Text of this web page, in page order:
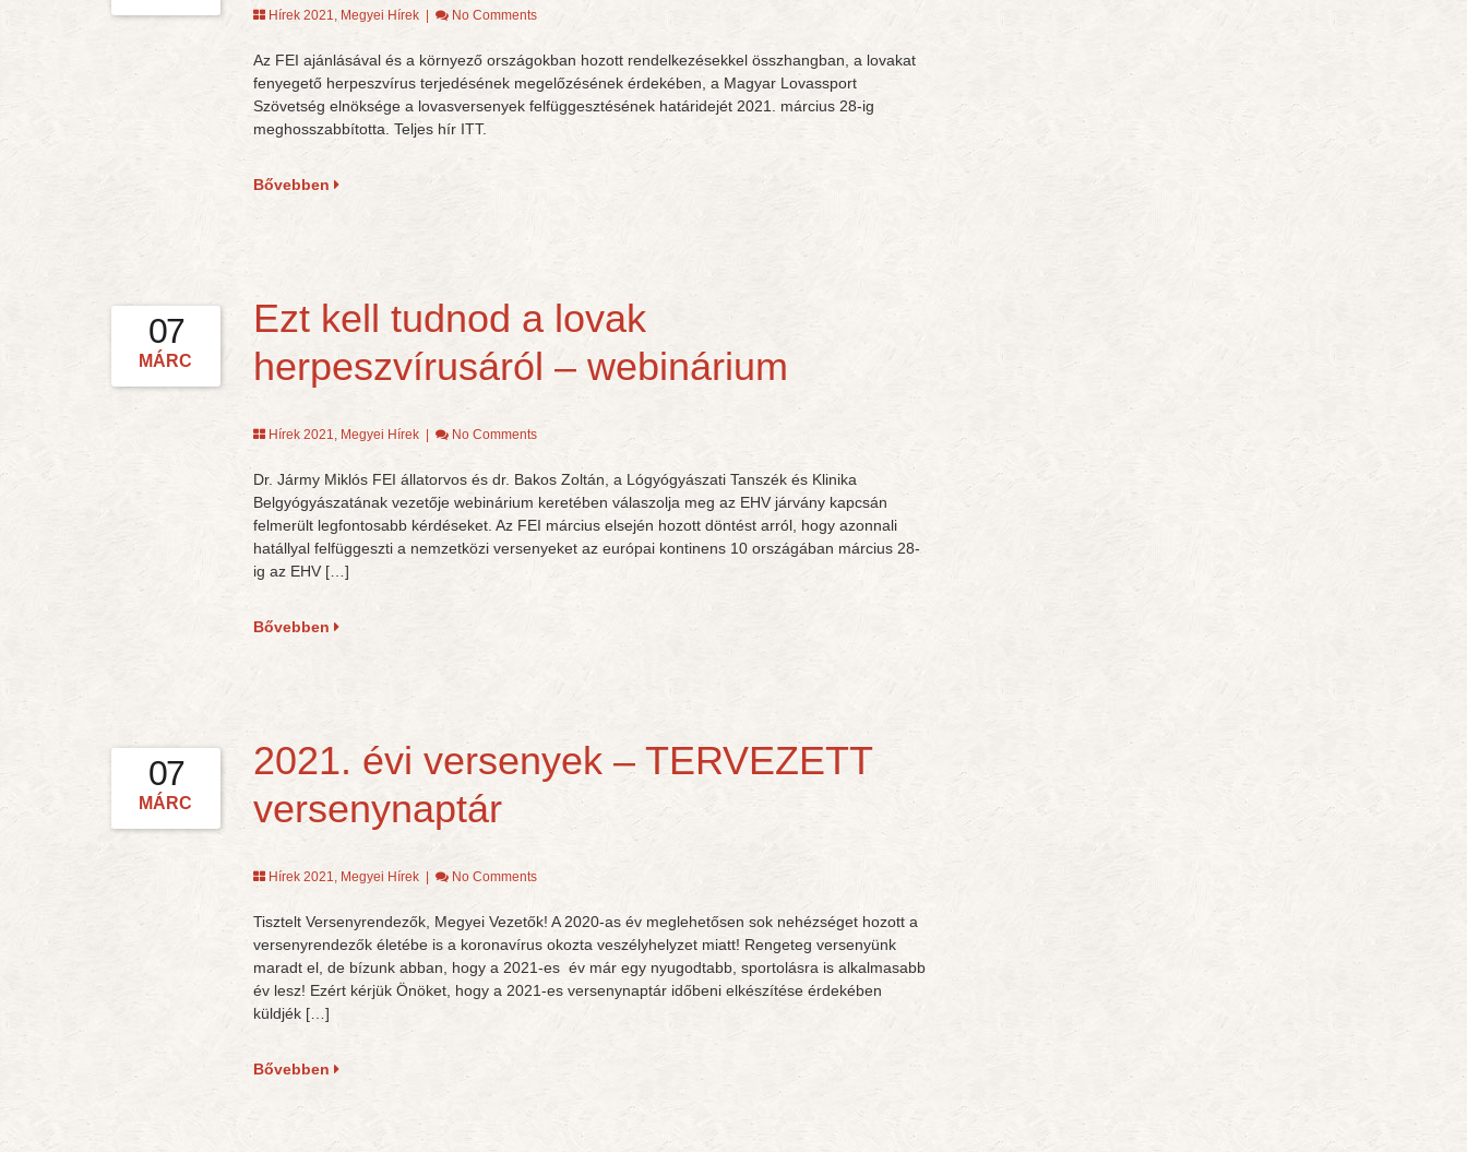
Hírek 2021, Megyei Hírek| No Comments
Az FEI ajánlásával és a környező országokban hozott rendelkezésekkel összhangban, a lovakat
fenyegető herpeszvírus terjedésének megelőzésének érdekében, a Magyar Lovassport
Szövetség elnöksége a lovasversenyek felfüggesztésének határidejét 2021. március 28-ig
meghosszabbította. Teljes hír ITT.
Bővebben
07
MÁRC
Ezt kell tudnod a lovak
herpeszvírusáról – webinárium
Hírek 2021, Megyei Hírek| No Comments
Dr. Jármy Miklós FEI állatorvos és dr. Bakos Zoltán, a Lógyógyászati Tanszék és Klinika
Belgyógyászatának vezetője webinárium keretében válaszolja meg az EHV járvány kapcsán
felmerült legfontosabb kérdéseket. Az FEI március elsején hozott döntést arról, hogy azonnali
hatállyal felfüggeszti a nemzetközi versenyeket az európai kontinens 10 országában március 28-
ig az EHV […]
Bővebben
07
MÁRC
2021. évi versenyek – TERVEZETT
versenynaptár
Hírek 2021, Megyei Hírek| No Comments
Tisztelt Versenyrendezők, Megyei Vezetők! A 2020-as év meglehetősen sok nehézséget hozott a
versenyrendezők életébe is a koronavírus okozta veszélyhelyzet miatt! Rengeteg versenyünk
maradt el, de bízunk abban, hogy a 2021-es év már egy nyugodtabb, sportolásra is alkalmasabb
év lesz! Ezért kérjük Önöket, hogy a 2021-es versenynaptár időbeni elkészítése érdekében
küldjék […]
Bővebben